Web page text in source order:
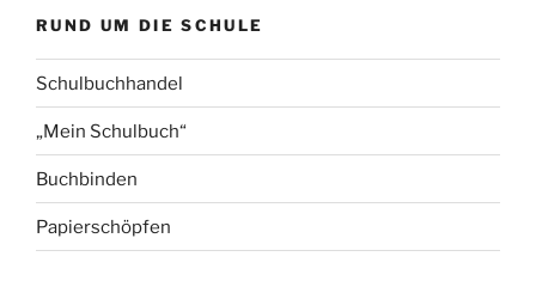
RUND UM DIE SCHULE
Schulbuchhandel
„Mein Schulbuch“
Buchbinden
Papierschöpfen